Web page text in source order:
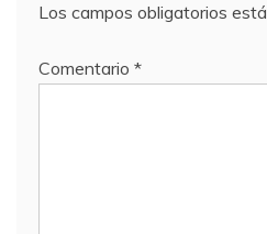
Los campos obligatorios
Comentario *